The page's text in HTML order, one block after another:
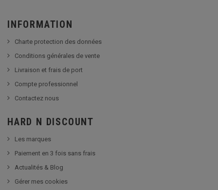
INFORMATION
Charte protection des données
Conditions générales de vente
Livraison et frais de port
Compte professionnel
Contactez nous
HARD N DISCOUNT
Les marques
Paiement en 3 fois sans frais
Actualités & Blog
Gérer mes cookies